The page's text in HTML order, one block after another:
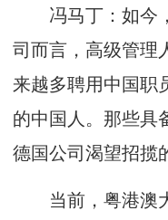
冯马丁：如今，
司而言，高级管理
来越多聘用中国职
的中国人。那些具
德国公司渴望招揽
当前，粤港澳大